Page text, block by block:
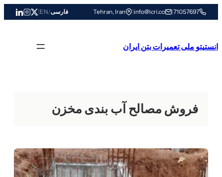
به
71057697
|
info@icri.co
|
Tehran, Iran فارسی/
EN
|
انستیتو ملی تعمیرات بتن ایران
فروش مصالح آب بندی مخزن